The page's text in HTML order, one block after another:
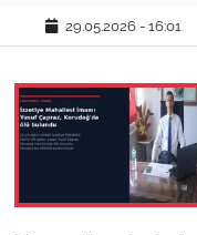
29.05.2026 - 16:01
YAŞAM
EDİRNE
TEKİRDAĞ
KIRKLARELİ